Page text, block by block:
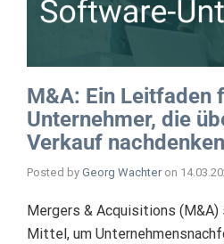
M&A: Ein Leitfaden
Unternehmer, die
Verkauf nachdenken
Posted by Georg Wachter on
Mergers & Acquisitions
Mittel, um